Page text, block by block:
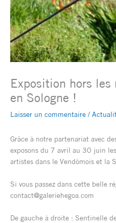
Exposition hors
en Sologne !
Laisser un commentaire /
Grâce à notre partenariat avec
exposons du 7 avril au 30 juin
artistes dans le Vendômois et la
Si vous passez dans cette belle
contact@galeriehegoa.com
De gauche à droite : Sentinelle